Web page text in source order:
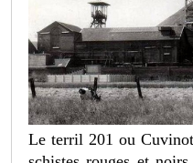
Le terril 201 ou